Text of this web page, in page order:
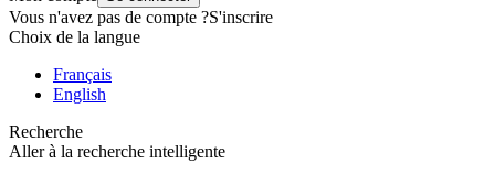
Vous n'avez pas de compte ?S'inscrire
Choix de la langue
Français
English
Recherche
Aller à la recherche intelligente